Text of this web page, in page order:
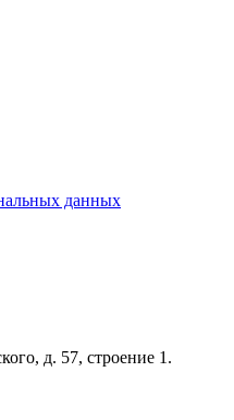
данных
д. 57, строение 1.